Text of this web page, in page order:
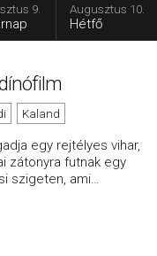
9. Augusztus 10.
Hétfő
Kaland
egy rejtélyes vihar,
zátonyra futnak egy
szigeten, ami…